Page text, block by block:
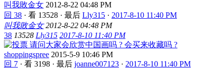
叫我敗金女 2012-8-22 04:48 PM
回 38 · 看 13528 · 最后 Lly315 · 2017-8-10 11:40 PM
叫我敗金女 2012-8-22 04:48 PM
38 13528 Lly315 2017-8-10 11:40 PM
请问大家会欣赏中国画吗 ? 会买来收藏吗 ?
shoppingspree 2015-5-9 10:46 PM
回 7 · 看 3198 · 最后 joanne007123 · 2017-8-10 11:40 PM